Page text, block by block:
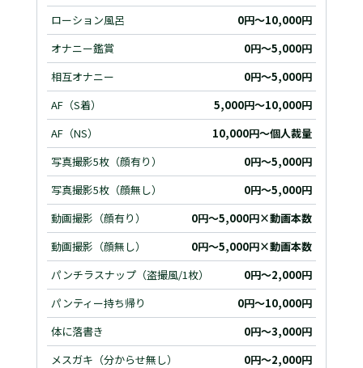
ローション風呂
0円～10,000円
オナニー鑑賞
0円～5,000円
相互オナニー
0円～5,000円
AF（S着）
5,000円～10,000円
AF（NS）
10,000円～個人裁量
写真撮影5枚（顔有り）
0円～5,000円
写真撮影5枚（顔無し）
0円～5,000円
動画撮影（顔有り）
0円～5,000円×動画本数
動画撮影（顔無し）
0円～5,000円×動画本数
パンチラスナップ（盗撮風/1枚）
0円～2,000円
パンティー持ち帰り
0円～10,000円
体に落書き
0円～3,000円
メスガキ（分からせ無し）
0円～2,000円